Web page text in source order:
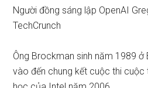
Người đồng sáng lập OpenAI
TechCrunch
Ông Brockman sinh năm 1989 ở
vào đến chung kết cuộc thi